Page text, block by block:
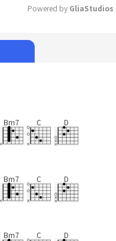
Powered by GliaStudios
Bm7 C D
Bm7 C D
Bm7 C D